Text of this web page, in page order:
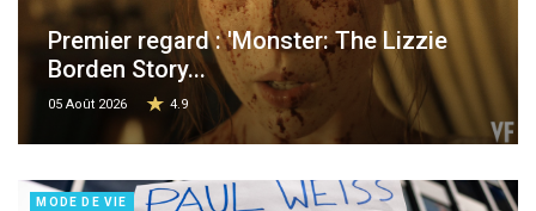
Premier regard : 'Monster: The Lizzie
Borden Story...
05 Août 2026 4.9
MODE DE VIE